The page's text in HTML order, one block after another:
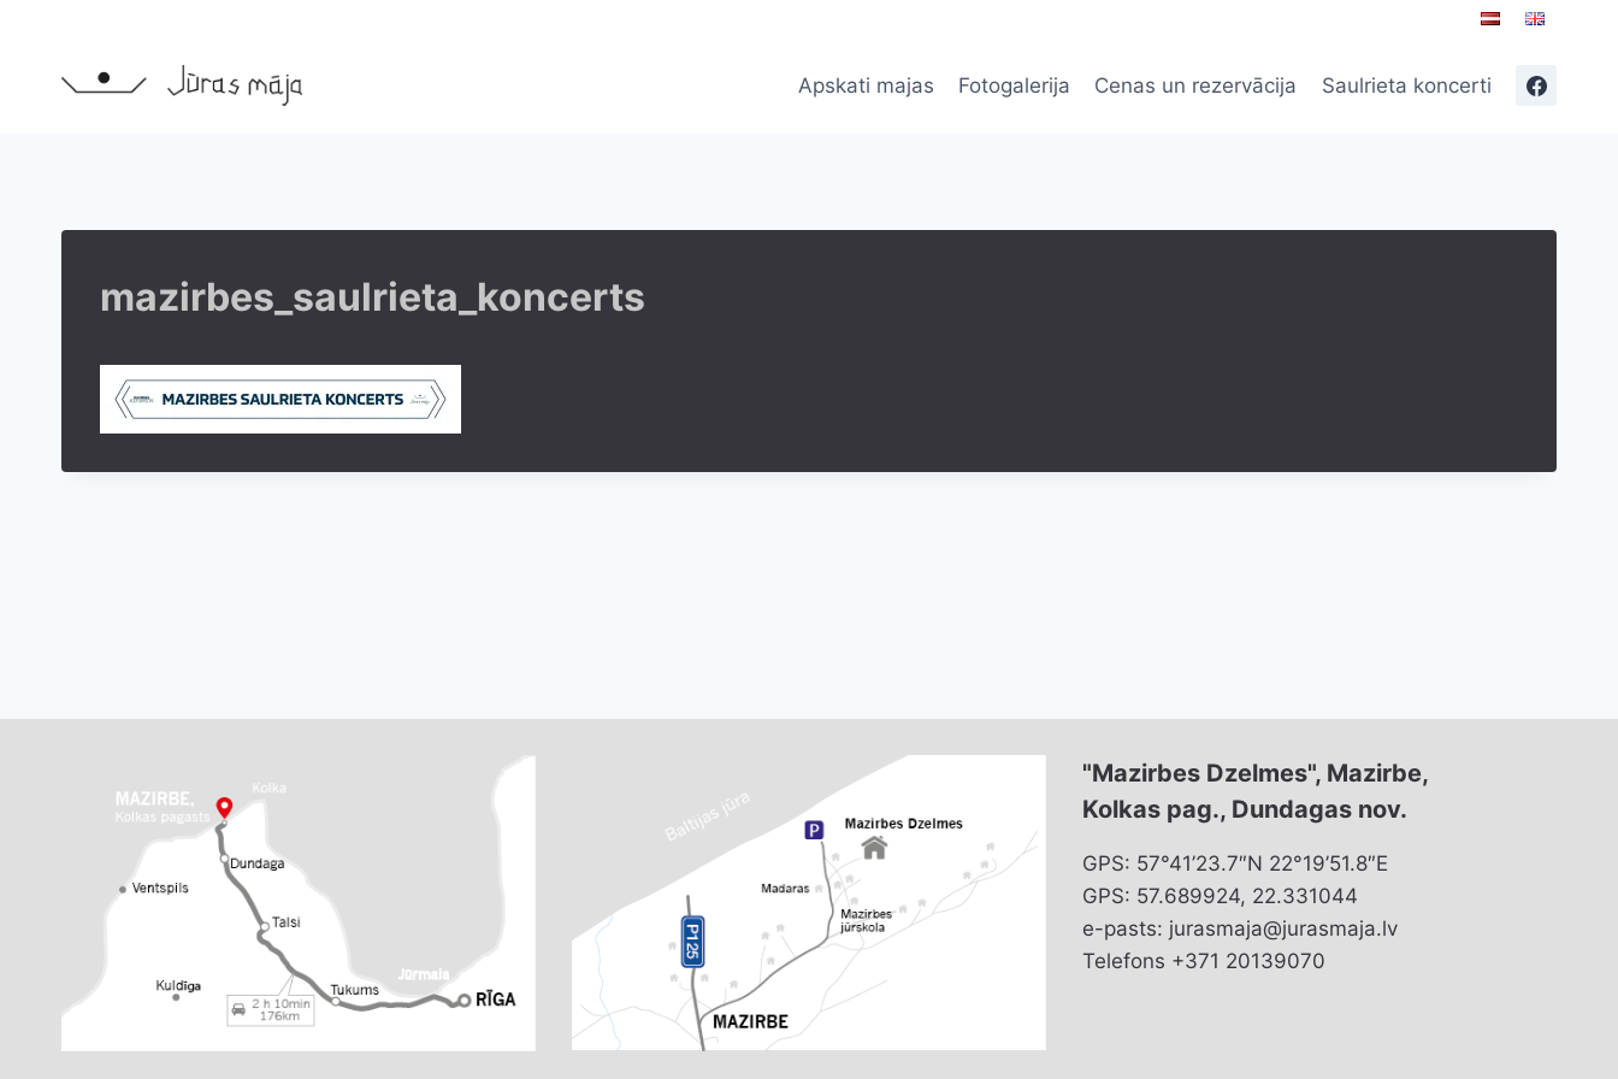
content
Apskati majas Fotogalerija Cenas un rezervācija Saulrieta koncerti
mazirbes_saulrieta_koncerts
"Mazirbes Dzelmes", Mazirbe,
Kolkas pag., Dundagas nov.
GPS: 57°41’23.7″N 22°19’51.8″E
GPS: 57.689924, 22.331044
e-pasts: jurasmaja@jurasmaja.lv
Telefons +371 20139070